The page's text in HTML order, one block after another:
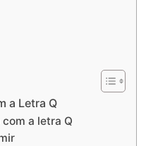
a Letra Q
a letra Q